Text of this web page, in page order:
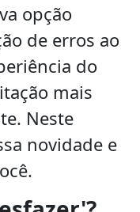
opção
de erros ao
do
mais
Neste
novidade e